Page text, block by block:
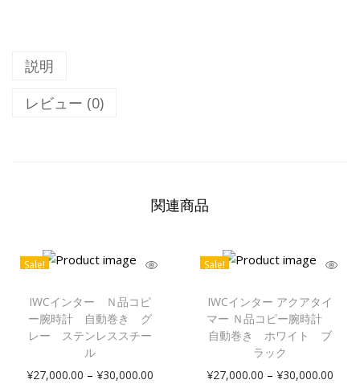
説明
レビュー (0)
関連商品
Sale!
IWCインター Ｎ品コピ
ー腕時計 自動巻き グ
レー ステンレススチー
ル
¥27,000.00 – ¥30,000.00
Sale!
IWCインター アクアタイ
マー Ｎ品コピー腕時計
自動巻き ホワイト ブ
ラック
¥27,000.00 – ¥30,000.00